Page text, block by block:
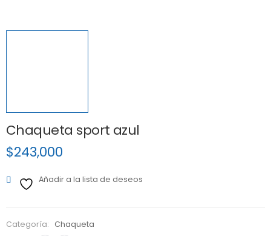
Chaqueta sport azul
$243,000
Añadir a la lista de deseos
Categoría:
Chaqueta